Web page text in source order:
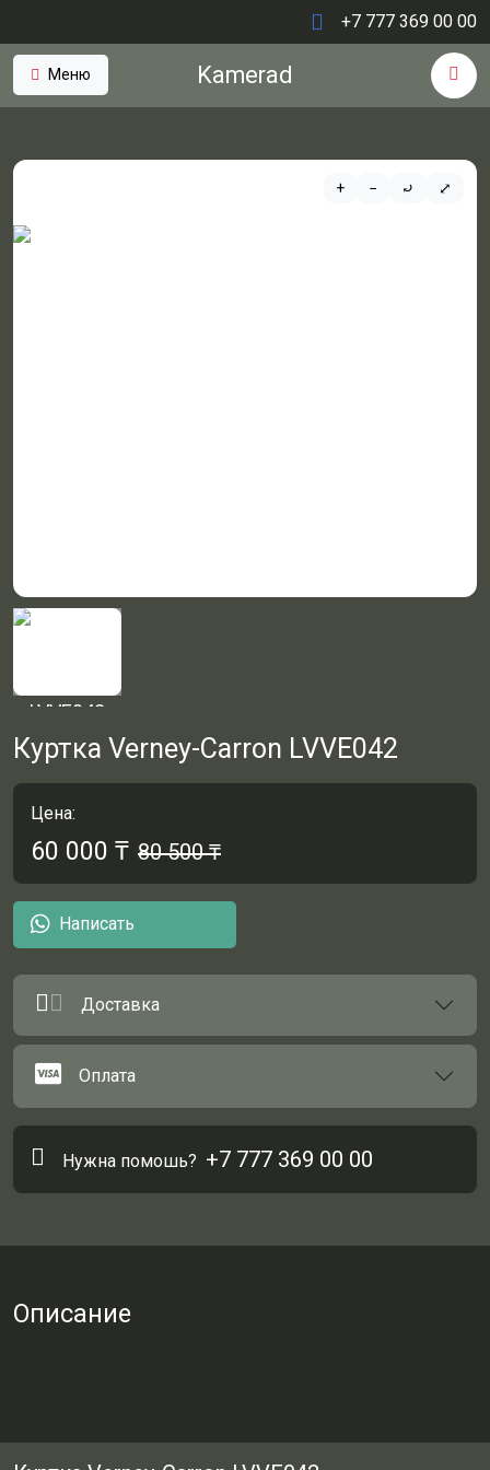
+7 777 369 00 00
Меню Kamerad
+ − ⤾ ⤢
Куртка Verney-Carron LVVE042
Цена:
60 000 ₸ 80 500₸
Написать
Доставка
Оплата
Нужна помошь? +7 777 369 00 00
Описание